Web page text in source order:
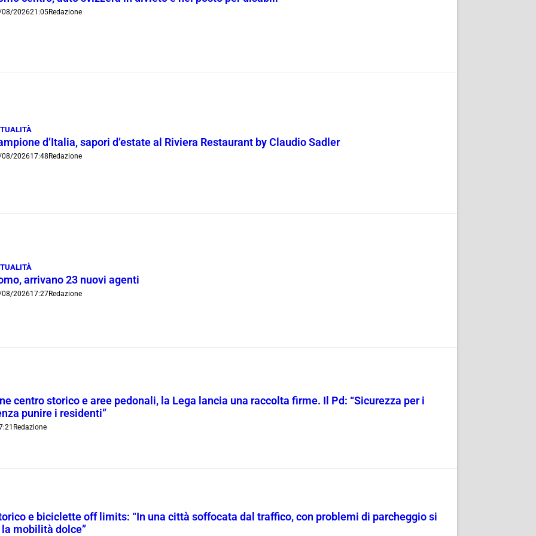
08/202621:05Redazione
d’Italia, sapori d’estate al Riviera Restaurant by Claudio Sadler
08/202617:48 Redazione
arrivano 23 nuovi agenti
08/202617:27Redazione
centro storico e aree pedonali, la Lega lancia una raccolta firme. Il Pd: “Sicurezza per i
punire i residenti”
Redazione
e biciclette off limits: “In una città soffocata dal traffico, con problemi di parcheggio si
mobilità dolce”